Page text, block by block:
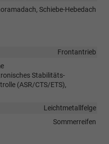
Schiebe-Hebedach
Frontantrieb
Stabilitäts-
(ASR/CTS/ETS),
Leichtmetallfelge
Sommerreifen